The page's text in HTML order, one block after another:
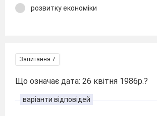
розвитку економіки
Запитання 7
Що означає дата: 26 квітня 1986р.?
варіанти відповідей